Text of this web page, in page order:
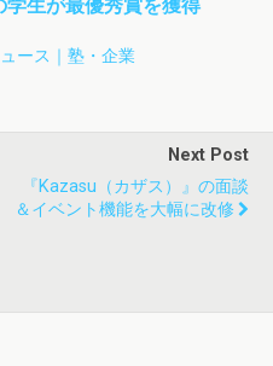
生が最優秀賞を獲得
ース｜塾・企業
Next Post
『Kazasu（カザス）』の面談
＆イベント機能を大幅に改修